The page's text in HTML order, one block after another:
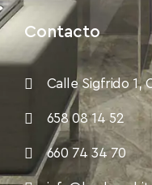
Contacto
Calle Sigfrido 1,
658 08 14 52
660 74 34 70